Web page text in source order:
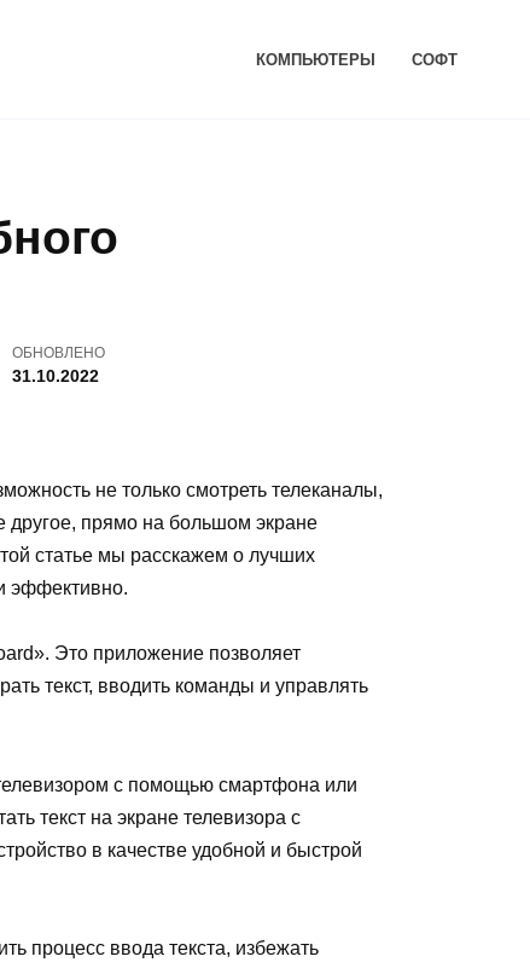
КОМПЬЮТЕРЫ СОФТ
ОБНОВЛЕНО
31.10.2022
не только смотреть телеканалы,
другое, прямо на большом экране
статье мы расскажем о лучших
эффективно.
Это приложение позволяет
текст, вводить команды и управлять
с помощью смартфона или
текст на экране телевизора с
в качестве удобной и быстрой
процесс ввода текста, избежать